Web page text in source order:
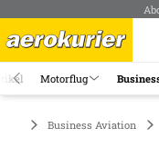
Motorflug
Business Aviation